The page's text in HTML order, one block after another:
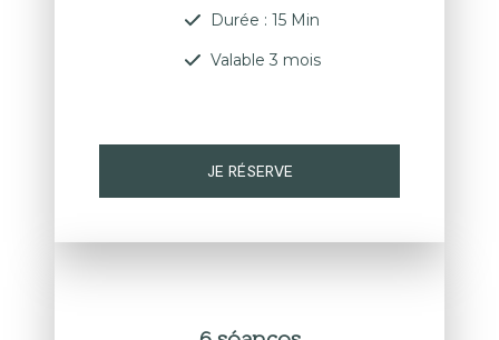
Durée : 15 Min
Valable 3 mois
JE RÉSERVE